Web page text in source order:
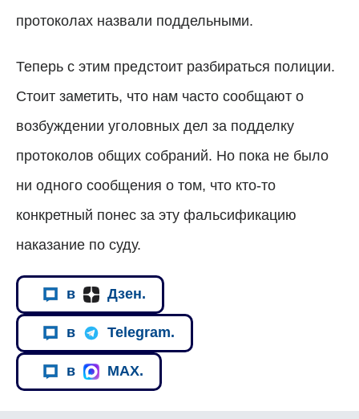
протоколах назвали поддельными.
Теперь с этим предстоит разбираться полиции.
Стоит заметить, что нам часто сообщают о
возбуждении уголовных дел за подделку
протоколов общих собраний. Но пока не было
ни одного сообщения о том, что кто-то
конкретный понес за эту фальсификацию
наказание по суду.
в Дзен.
в Telegram.
в MAX.